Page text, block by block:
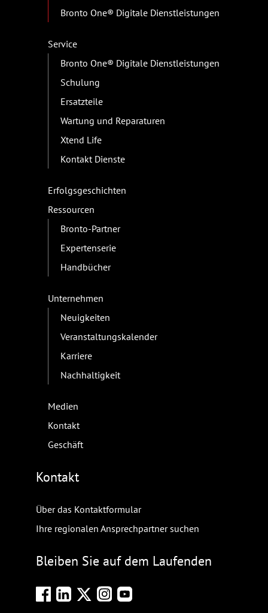
Bronto One® Digitale Dienstleistungen
Service
Bronto One® Digitale Dienstleistungen
Schulung
Ersatzteile
Wartung und Reparaturen
Xtend Life
Kontakt Dienste
Erfolgsgeschichten
Ressourcen
Bronto-Partner
Expertenserie
Handbücher
Unternehmen
Neuigkeiten
Veranstaltungskalender
Karriere
Nachhaltigkeit
Medien
Kontakt
Geschäft
Kontakt
Über das Kontaktformular
Ihre regionalen Ansprechpartner suchen
Bleiben Sie auf dem Laufenden